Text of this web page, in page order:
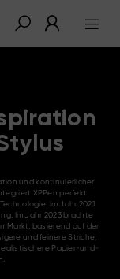
und kontinuierlicher
XPPen perfekt
Im Jahr 2021
Im Jahr 2023 brachte
Markt, basierend auf der
und feinere Striche,
Papier-und-